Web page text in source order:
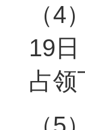
（4
19
占领